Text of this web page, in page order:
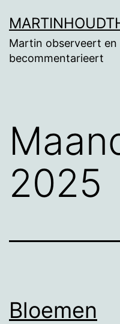
naar
de
Martin observeert en
becommentarieert
2025
Bloemen